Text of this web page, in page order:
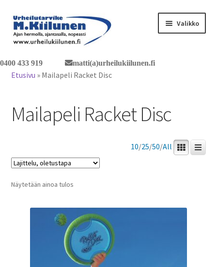
0400 433 919 matti(a)urheilukiilunen.fi
Siirry
navigointiin
Siirry
sisältöön
Valikko
Tervetuloa verkkokauppaan
Yhteystiedot
Etusivu » Mailapeli Racket Disc
Mailapeli Racket Disc
10/25/50/All
Näytetään ainoa tulos